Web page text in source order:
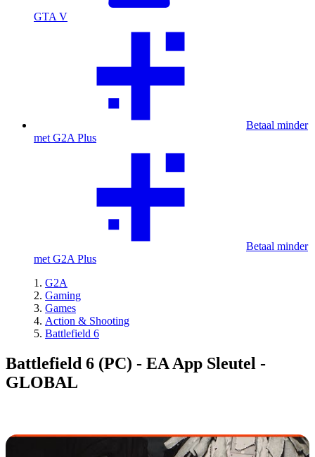
GTA V
Betaal minder
met G2A Plus
Betaal minder
met G2A Plus
G2A
Gaming
Games
Action & Shooting
Battlefield 6
Battlefield 6 (PC) - EA App Sleutel -
GLOBAL